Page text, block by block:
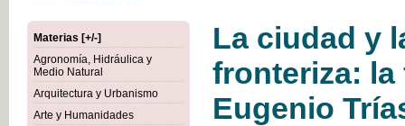
Materias [+/-]
Agronomía, Hidráulica y
Medio Natural
Arquitectura y Urbanismo
Arte y Humanidades
La ciudad y
fronteriza:
Eugenio